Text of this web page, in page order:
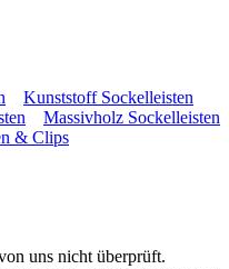
Kunststoff Sockelleisten
Massivholz Sockelleisten
& Clips
uns nicht überprüft.